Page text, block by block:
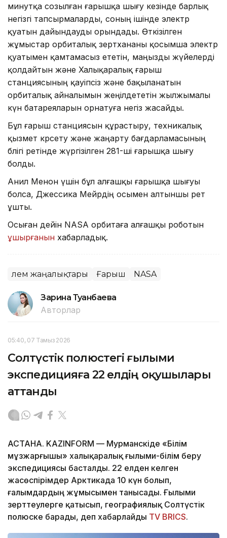
минутқа созылған ғарышқа шығу кезінде барлық
негізгі тапсырмаларды, соның ішінде электр
қуатын дайындауды орындады. Өткізілген
жұмыстар орбиталық зертхананы қосымша электр
қуатымен қамтамасыз ететін, маңызды жүйелерді
қолдайтын және Халықаралық ғарыш
станциясының қауіпсіз және бақыланатын
орбиталық айналымын жеңілдететін жылжымалы
күн батареяларын орнатуға негіз жасайды.
Бұл ғарыш станциясын құрастыру, техникалық
қызмет көрсету және жаңарту бағдарламасының
бөлігі ретінде жүргізілген 281-ші ғарышқа шығу
болды.
Анил Менон үшін бұл алғашқы ғарышқа шығуы
болса, Джессика Мейрдің осымен алтыншы рет
ұшты.
Осыған дейін NASA орбитаға алғашқы роботын
ұшырғанын хабарладық.
Әлем жаңалықтары Ғарыш NASA
Зарина Туғанбаева
Авторлар
05:40, 07 Тамыз 2026
Солтүстік полюстегі ғылыми
экспедицияға 22 елдің оқушылары
аттанды
АСТАНА. KAZINFORM — Мурманскіде «Білім
мұзжарғышы» халықаралық ғылыми-білім беру
экспедициясы басталды. 22 елден келген
жасөспірімдер Арктикада 10 күн болып,
ғалымдардың жұмысымен танысады. Ғылыми
зерттеулерге қатысып, географиялық Солтүстік
полюске барады, деп хабарлайды TV BRICS.